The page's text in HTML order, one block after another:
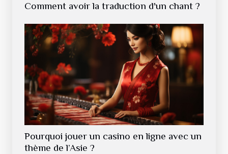
Comment avoir la traduction d'un chant ?
Pourquoi jouer un casino en ligne avec un
thème de l’Asie ?